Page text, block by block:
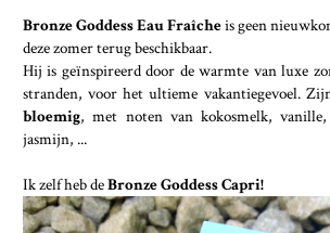
Bronze Goddess Eau Fraîcheis geen
deze zomer terug beschikbaar.
Hij is geïnspireerd door de warmte van luxe
stranden, voor het ultieme vakantiegevoel.
bloemig, met noten van kokosmelk,
jasmijn, ...
Ik zelf heb deBronze Goddess Capri!